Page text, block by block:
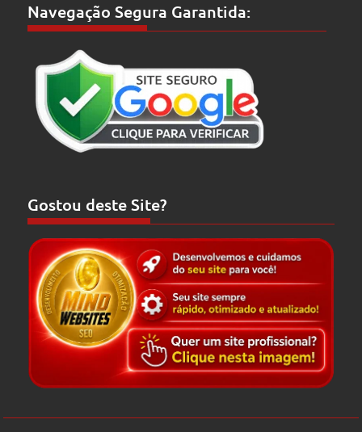
Navegação Segura Garantida:
Gostou deste Site?